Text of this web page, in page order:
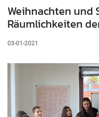
Weihnachten und
Räumlichkeiten
03-01-2021